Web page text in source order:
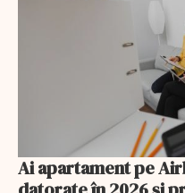
Ai apartament pe